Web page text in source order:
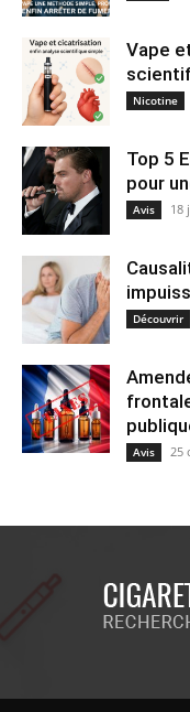
Vape
Nicotine
Top 5
pour
Avis 18
Découvrir
Avis 25